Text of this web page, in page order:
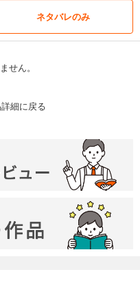
ネタバレのみ
せん。
細に戻る